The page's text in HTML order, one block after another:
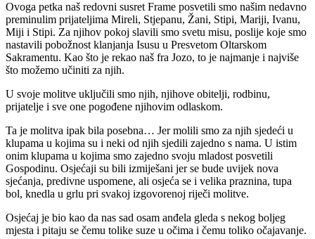
Ovoga petka naš redovni susret Frame posvetili smo našim nedavno
preminulim prijateljima Mireli, Stjepanu, Žani, Stipi, Mariji, Ivanu,
Miji i Stipi. Za njihov pokoj slavili smo svetu misu, poslije koje smo
nastavili pobožnost klanjanja Isusu u Presvetom Oltarskom
Sakramentu. Kao što je rekao naš fra Jozo, to je najmanje i najviše
što možemo učiniti za njih.
U svoje molitve uključili smo njih, njihove obitelji, rodbinu,
prijatelje i sve one pogođene njihovim odlaskom.
Ta je molitva ipak bila posebna… Jer molili smo za njih sjedeći u
klupama u kojima su i neki od njih sjedili zajedno s nama. U istim
onim klupama u kojima smo zajedno svoju mladost posvetili
Gospodinu. Osjećaji su bili izmiješani jer se bude uvijek nova
sjećanja, predivne uspomene, ali osjeća se i velika praznina, tupa
bol, knedla u grlu pri svakoj izgovorenoj riječi molitve.
Osjećaj je bio kao da nas sad osam anđela gleda s nekog boljeg
mjesta i pitaju se čemu tolike suze u očima i čemu toliko očajavanje.